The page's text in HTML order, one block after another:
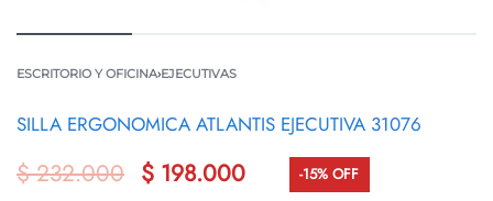
ESCRITORIO Y OFICINA›EJECUTIVAS
SILLA ERGONOMICA ATLANTIS EJECUTIVA 31076
$232.000 $ 198.000 -15% OFF